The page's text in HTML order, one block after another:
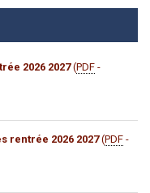
2026 2027 (PDF -
rentrée 2026 2027 (PDF -